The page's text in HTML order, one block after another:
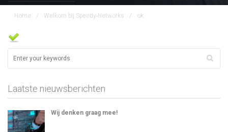
Home / Welkom bij Speedy-Networks / ok
Laatste nieuwsberichten
Wij denken graag mee!